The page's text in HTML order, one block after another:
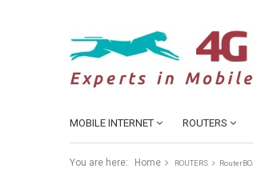
MOBILE INTERNET ROUTERS
You are here: Home ROUTERS